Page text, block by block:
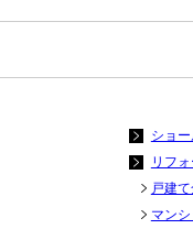
ショ
リフ
戸建
マン